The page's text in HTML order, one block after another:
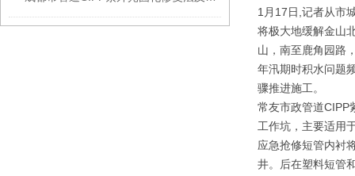
1月17日,记者从市
将极大地缓解金山
山，南至鹿角园路
年汛期时积水问题
骤推进施工。
常友市政管道CIPP
工作坑，主要适用
应急抢修短管内衬
井。后在塑料短管